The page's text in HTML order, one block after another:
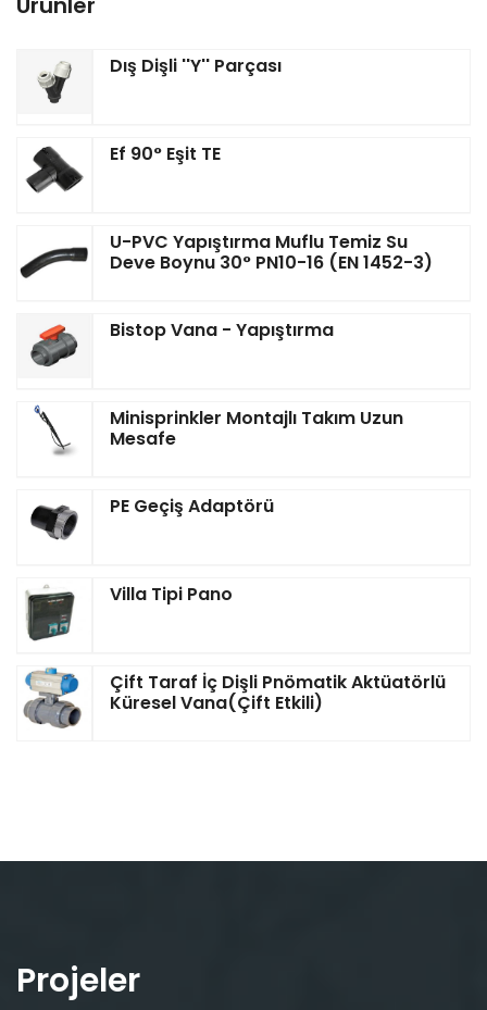
Dış Dişli ''Y'' Parçası
Ef 90° Eşit TE
U-PVC Yapıştırma Muflu Temiz Su
Deve Boynu 30° PN10-16 (EN 1452-3)
Bistop Vana - Yapıştırma
Minisprinkler Montajlı Takım Uzun
Mesafe
PE Geçiş Adaptörü
Villa Tipi Pano
Çift Taraf İç Dişli Pnömatik Aktüatörlü
Küresel Vana(Çift Etkili)
Projeler